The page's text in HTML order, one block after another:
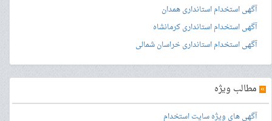
آگهی استخدام استانداری همدان
آگهی استخدام استانداری کرمانشاه
آگهی استخدام استانداری خراسان شمالی
» مطالب ویژه
آگهی های ویژه سایت استخدام